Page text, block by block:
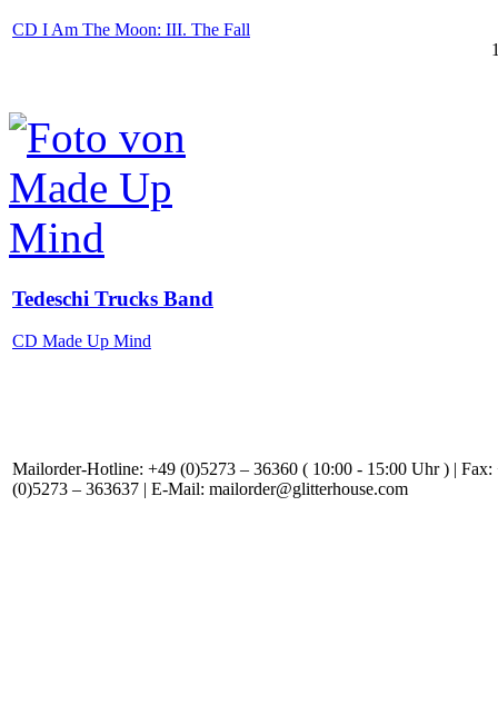
CD I Am The Moon: III. The Fall
Tedeschi Trucks Band
CD Made Up Mind
Mailorder-Hotline: +49 (0)5273 – 36360 ( 10:00 - 15:00 Uhr ) | Fax:
(0)5273 – 363637 | E-Mail: mailorder@glitterhouse.com